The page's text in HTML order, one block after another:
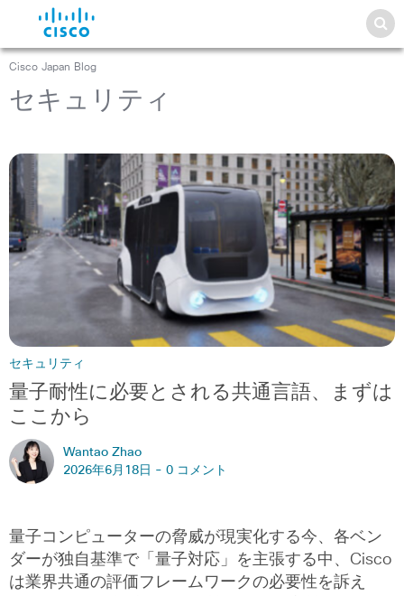
Cisco Japan Blog
セキュリティ
セキュリティ
量子耐性に必要とされる共通言語、まずは
ここから
Wantao Zhao
2026年6月18日 - 0 コメント
量子コンピューターの脅威が現実化する今、各ベン
ダーが独自基準で「量子対応」を主張する中、Cisco
は業界共通の評価フレームワークの必要性を訴え